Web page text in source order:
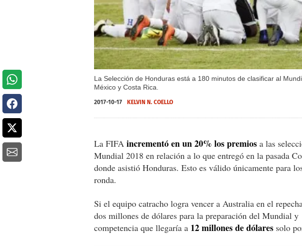
La Selección de Honduras está a 180 minutos de clasificar al
México y Costa Rica.
2017-10-17 KELVIN N. COELLO
La FIFA incrementó en un 20% los premios a las
Mundial 2018 en relación a lo que entregó en la pasada
donde asistió Honduras. Esto es válido únicamente para
ronda.
Si el equipo catracho logra vencer a Australia en el
dos millones de dólares para la preparación del Mundial
competencia que llegaría a 12 millones de dólares solo